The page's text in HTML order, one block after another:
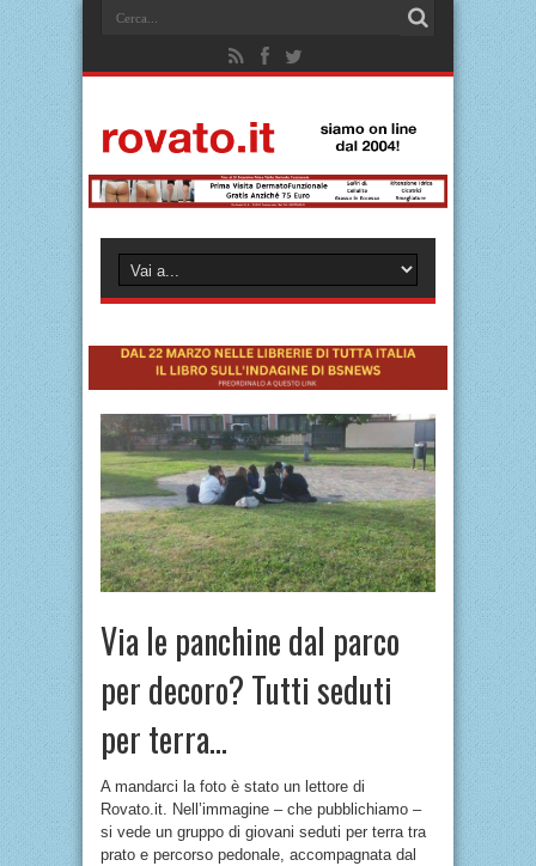
Via le panchine dal parco
per decoro? Tutti seduti
per terra…
A mandarci la foto è stato un lettore di
Rovato.it. Nell’immagine – che pubblichiamo –
si vede un gruppo di giovani seduti per terra tra
prato e percorso pedonale, accompagnata dal